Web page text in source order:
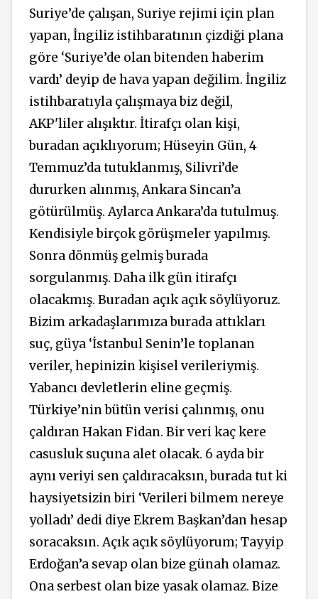
Suriye’de çalışan, Suriye rejimi için plan
yapan, İngiliz istihbaratının çizdiği plana
göre ‘Suriye’de olan bitenden haberim
vardı’ deyip de hava yapan değilim. İngiliz
istihbaratıyla çalışmaya biz değil,
AKP'liler alışıktır. İtirafçı olan kişi,
buradan açıklıyorum; Hüseyin Gün, 4
Temmuz’da tutuklanmış, Silivri’de
dururken alınmış, Ankara Sincan’a
götürülmüş. Aylarca Ankara’da tutulmuş.
Kendisiyle birçok görüşmeler yapılmış.
Sonra dönmüş gelmiş burada
sorgulanmış. Daha ilk gün itirafçı
olacakmış. Buradan açık açık söylüyoruz.
Bizim arkadaşlarımıza burada attıkları
suç, güya ‘İstanbul Senin’le toplanan
veriler, hepinizin kişisel verileriymiş.
Yabancı devletlerin eline geçmiş.
Türkiye’nin bütün verisi çalınmış, onu
çaldıran Hakan Fidan. Bir veri kaç kere
casusluk suçuna alet olacak. 6 ayda bir
aynı veriyi sen çaldıracaksın, burada tut ki
haysiyetsizin biri ‘Verileri bilmem nereye
yolladı’ dedi diye Ekrem Başkan’dan hesap
soracaksın. Açık açık söylüyorum; Tayyip
Erdoğan’a sevap olan bize günah olamaz.
Ona serbest olan bize yasak olamaz. Bize